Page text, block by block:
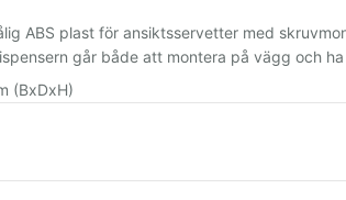
ABS plast för ansiktsservetter med
går både att montera på vägg och
(BxDxH)